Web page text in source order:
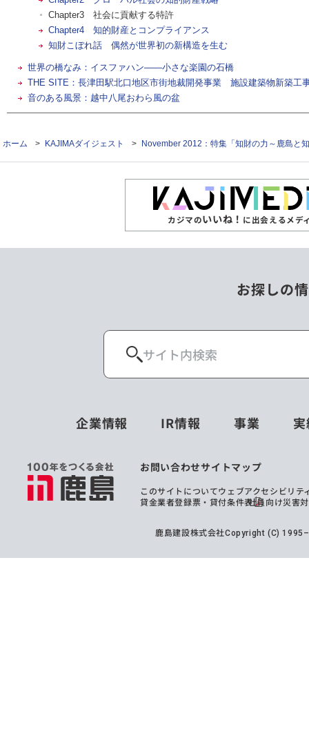
Chapter3 社会に貢献する特許
Chapter4 知的財産とコンプライアンス
知財こぼれ話 偶然が世界初の新構造を生む
世界の橋なみ：イスファハン――小さな楽園の石橋
THE SITE：長津田駅北口地区市街地裁開発事業 施設建築物新築工
音のある風景：越中八尾おわら風の盆
ホーム > KAJIMAダイジェスト > November 2012：特集「知財の力～鹿島と
カジマのいいね！ に出会えるメデ
お探しの
企業情報 IR情報 事業
お問い合わせサイトマップ
このサイトについてウェブアクセシビリテ
貸金業者登録票・貸付条件表社員向け災害
鹿島建設株式会社Copyright (C)